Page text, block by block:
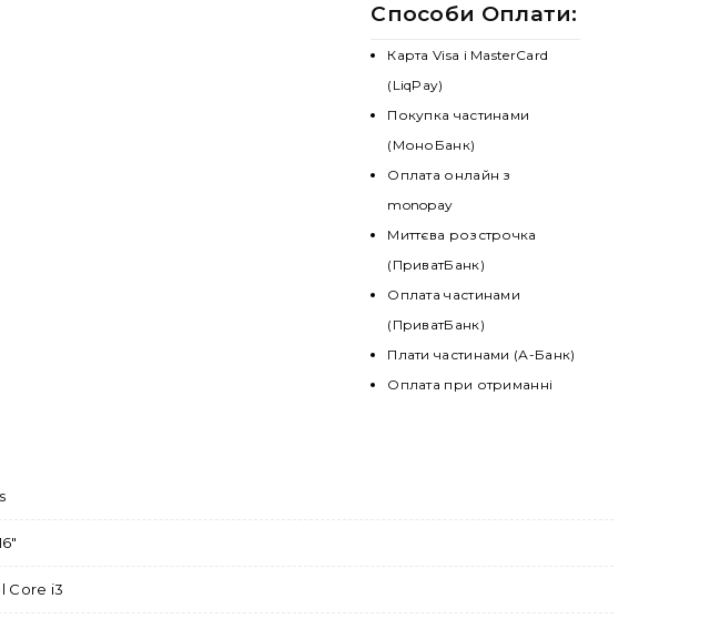
Способи Оплати:
Карта Visa і MasterCard
(LiqPay)
Покупка частинами
(МоноБанк)
Оплата онлайн з
monopay
Миттєва розстрочка
(ПриватБанк)
Оплата частинами
(ПриватБанк)
Плати частинами (А-Банк)
Оплата при отриманні
Core i3